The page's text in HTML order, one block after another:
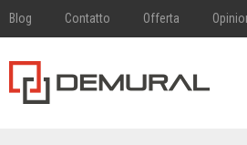
Blog Contatto Offerta